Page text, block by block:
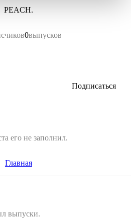
PEACH.
0выпусков
Подписаться
его не заполнил.
Главная
выпуски.